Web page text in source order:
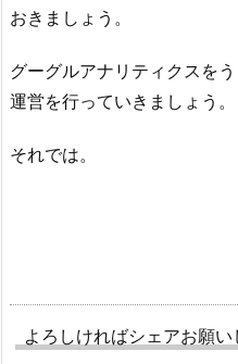
おきましょう。
グーグルアナリティクスを
運営を行っていきましょう。
それでは。
よろしければシェアお願い